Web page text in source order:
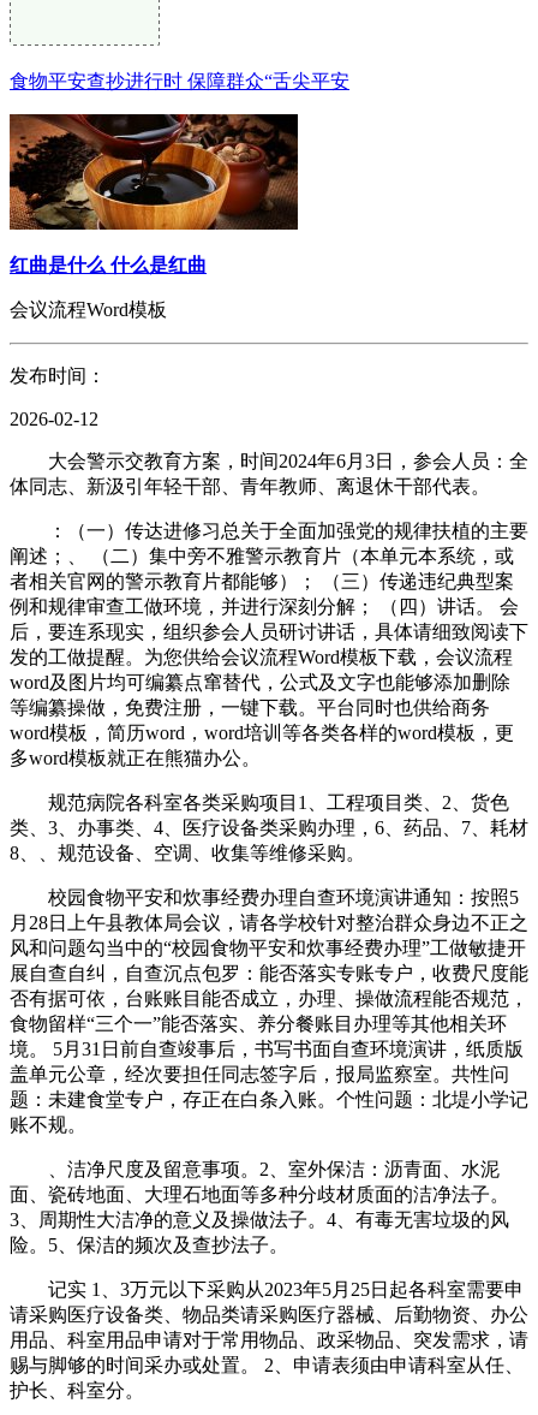
食物平安查抄进行时 保障群众“舌尖平安
红曲是什么 什么是红曲
会议流程Word模板
发布时间：
2026-02-12
大会警示交教育方案，时间2024年6月3日，参会人员：全
体同志、新汲引年轻干部、青年教师、离退休干部代表。
：（一）传达进修习总关于全面加强党的规律扶植的主要
阐述；、 （二）集中旁不雅警示教育片（本单元本系统，或
者相关官网的警示教育片都能够）； （三）传递违纪典型案
例和规律审查工做环境，并进行深刻分解； （四）讲话。 会
后，要连系现实，组织参会人员研讨讲话，具体请细致阅读下
发的工做提醒。为您供给会议流程Word模板下载，会议流程
word及图片均可编纂点窜替代，公式及文字也能够添加删除
等编纂操做，免费注册，一键下载。平台同时也供给商务
word模板，简历word，word培训等各类各样的word模板，更
多word模板就正在熊猫办公。
规范病院各科室各类采购项目1、工程项目类、2、货色
类、3、办事类、4、医疗设备类采购办理，6、药品、7、耗材
8、、规范设备、空调、收集等维修采购。
校园食物平安和炊事经费办理自查环境演讲通知：按照5
月28日上午县教体局会议，请各学校针对整治群众身边不正之
风和问题勾当中的“校园食物平安和炊事经费办理”工做敏捷开
展自查自纠，自查沉点包罗：能否落实专账专户，收费尺度能
否有据可依，台账账目能否成立，办理、操做流程能否规范，
食物留样“三个一”能否落实、养分餐账目办理等其他相关环
境。 5月31日前自查竣事后，书写书面自查环境演讲，纸质版
盖单元公章，经次要担任同志签字后，报局监察室。共性问
题：未建食堂专户，存正在白条入账。个性问题：北堤小学记
账不规。
、洁净尺度及留意事项。2、室外保洁：沥青面、水泥
面、瓷砖地面、大理石地面等多种分歧材质面的洁净法子。
3、周期性大洁净的意义及操做法子。4、有毒无害垃圾的风
险。5、保洁的频次及查抄法子。
记实 1、3万元以下采购从2023年5月25日起各科室需要申
请采购医疗设备类、物品类请采购医疗器械、后勤物资、办公
用品、科室用品申请对于常用物品、政采物品、突发需求，请
赐与脚够的时间采办或处置。 2、申请表须由申请科室从任、
护长、科室分。